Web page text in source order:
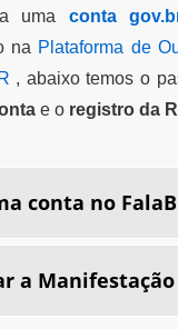
uma conta
na Plataforma de
, abaixo temos o
e oregistro da
conta no
a Manifestação